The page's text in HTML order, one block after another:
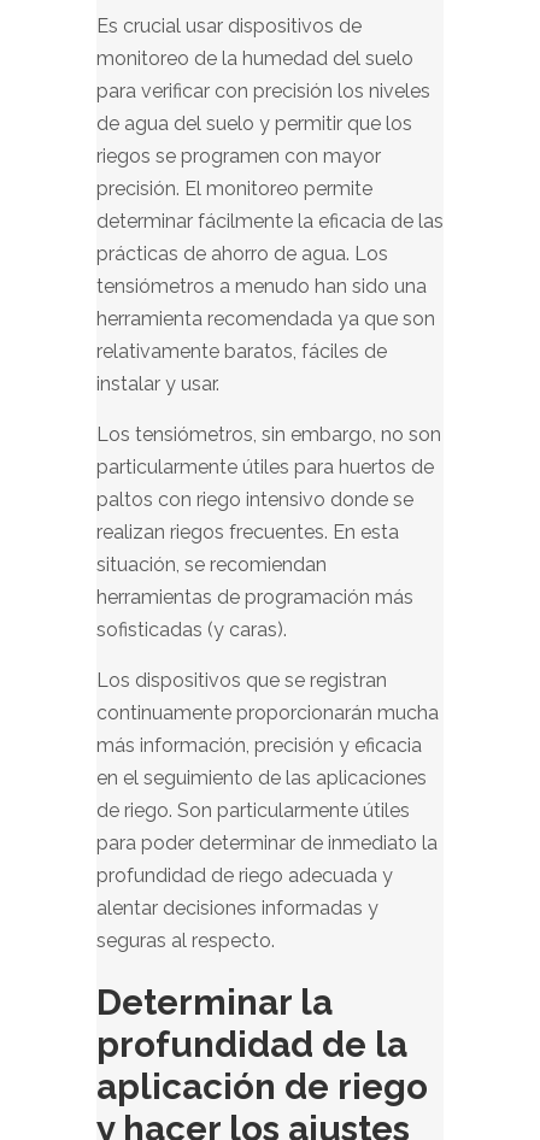
Es crucial usar dispositivos de
monitoreo de la humedad del suelo
para verificar con precisión los niveles
de agua del suelo y permitir que los
riegos se programen con mayor
precisión. El monitoreo permite
determinar fácilmente la eficacia de las
prácticas de ahorro de agua. Los
tensiómetros a menudo han sido una
herramienta recomendada ya que son
relativamente baratos, fáciles de
instalar y usar.
Los tensiómetros, sin embargo, no son
particularmente útiles para huertos de
paltos con riego intensivo donde se
realizan riegos frecuentes. En esta
situación, se recomiendan
herramientas de programación más
sofisticadas (y caras).
Los dispositivos que se registran
continuamente proporcionarán mucha
más información, precisión y eficacia
en el seguimiento de las aplicaciones
de riego. Son particularmente útiles
para poder determinar de inmediato la
profundidad de riego adecuada y
alentar decisiones informadas y
seguras al respecto.
Determinar la
profundidad de la
aplicación de riego
y hacer los ajustes